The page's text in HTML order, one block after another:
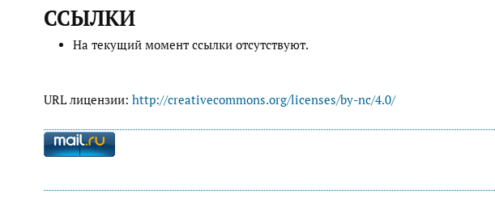
ССЫЛКИ
На текущий момент ссылки отсутствуют.
URL лицензии: http://creativecommons.org/licenses/by-nc/4.0/